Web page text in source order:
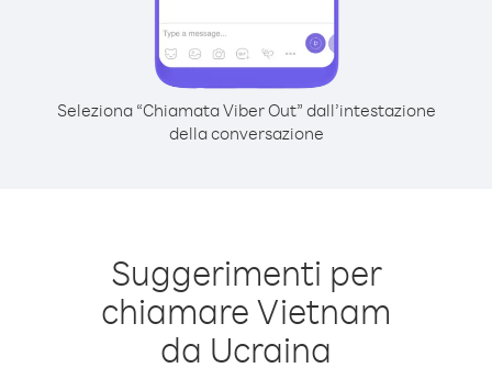
Seleziona “Chiamata Viber Out” dall’intestazione
della conversazione
Suggerimenti per
chiamare Vietnam
da Ucraina